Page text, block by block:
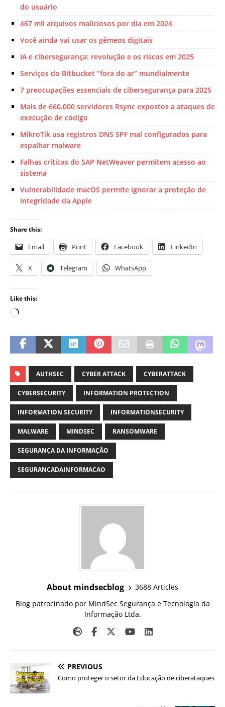
do usuário
467 mil arquivos maliciosos por dia em 2024
Você ainda vai usar os gêmeos digitais
IA e cibersegurança: revolução e os riscos em 2025
Serviços do Bitbucket “fora do ar” mundialmente
7 preocupações essenciais de cibersegurança para 2025
Mais de 660.000 servidores Rsync expostos a ataques de
execução de código
MikroTik usa registros DNS SPF mal configurados para
espalhar malware
Falhas críticas do SAP NetWeaver permitem acesso ao
sistema
Vulnerabilidade macOS permite ignorar a proteção de
integridade da Apple
Share this:
Email Print Facebook LinkedIn
X Telegram WhatsApp
Like this:
AUTHSEC CYBER ATTACK CYBERATTACK
CYBERSECURITY INFORMATION PROTECTION
INFORMATION SECURITY INFORMATIONSECURITY
MALWARE MINDSEC RANSOMWARE
SEGURANÇA DA INFORMAÇÃO
SEGURANCADAINFORMACAO
About mindsecblog
3688 Articles
Blog patrocinado por MindSec Segurança e Tecnologia da
Informação Ltda.
PREVIOUS
Como proteger o setor da Educação de ciberataques